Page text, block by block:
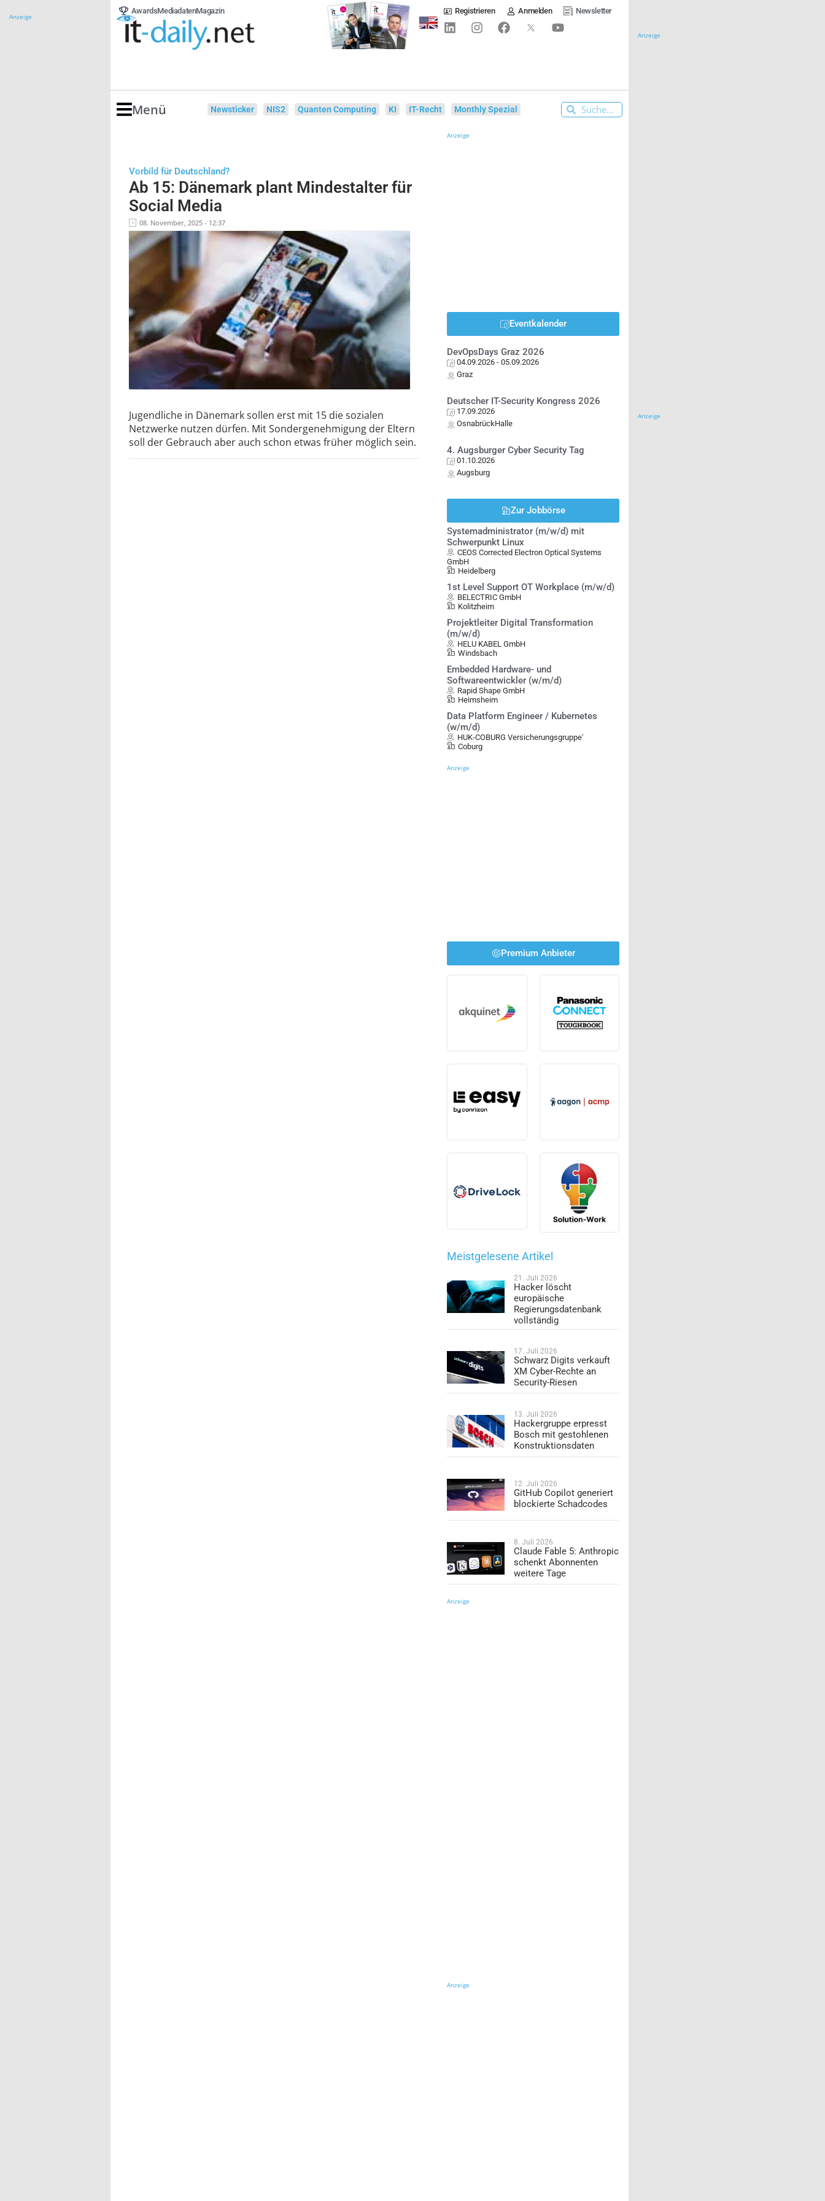
Anzeige
AwardsMediadatenMagazin Registrieren Anmelden Newsletter
Menü Newsticker NIS2 Quanten Computing KI IT-Recht Monthly Spezial
Vorbild für Deutschland?
Ab 15: Dänemark plant Mindestalter für
Social Media
08. November, 2025 - 12:37
Jugendliche in Dänemark sollen erst mit 15 die sozialen
Netzwerke nutzen dürfen. Mit Sondergenehmigung der Eltern
soll der Gebrauch aber auch schon etwas früher möglich sein.
Anzeige
Eventkalender
DevOpsDays Graz 2026
04.09.2026 - 05.09.2026
Graz
Deutscher IT-Security Kongress 2026
17.09.2026
OsnabrückHalle
4. Augsburger Cyber Security Tag
01.10.2026
Augsburg
Zur Jobbörse
Systemadministrator (m/w/d) mit
Schwerpunkt Linux
CEOS Corrected Electron Optical Systems
GmbH
Heidelberg
1st Level Support OT Workplace (m/w/d)
BELECTRIC GmbH
Kolitzheim
Projektleiter Digital Transformation
(m/w/d)
HELU KABEL GmbH
Windsbach
Embedded Hardware- und
Softwareentwickler (w/m/d)
Rapid Shape GmbH
Heimsheim
Data Platform Engineer / Kubernetes
(w/m/d)
HUK-COBURG Versicherungsgruppe'
Coburg
Anzeige
Premium Anbieter
Meistgelesene Artikel
21. Juli 2026
Hacker löscht
europäische
Regierungsdatenbank
vollständig
17. Juli 2026
Schwarz Digits verkauft
XM Cyber-Rechte an
Security-Riesen
13. Juli 2026
Hackergruppe erpresst
Bosch mit gestohlenen
Konstruktionsdaten
12. Juli 2026
GitHub Copilot generiert
blockierte Schadcodes
8. Juli 2026
Claude Fable 5: Anthropic
schenkt Abonnenten
weitere Tage
Anzeige
Anzeige
Anzeige
Anzeige